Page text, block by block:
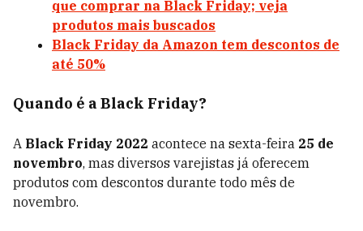
que comprar na Black Friday; veja
produtos mais buscados
Black Friday da Amazon tem descontos de
até 50%
Quando é a Black Friday?
A Black Friday 2022 acontece na sexta-feira 25 de
novembro, mas diversos varejistas já oferecem
produtos com descontos durante todo mês de
novembro.